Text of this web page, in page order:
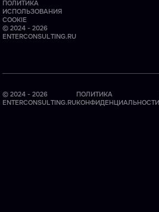
ПОЛИТИКА
ИСПОЛЬЗОВАНИЯ
COOKIE
© 2024 - 2026
ENTERCONSULTING.RU
© 2024 - 2026
ENTERCONSULTING.RU
ПОЛИТИКА
КОНФИДЕНЦИАЛЬНОСТИ